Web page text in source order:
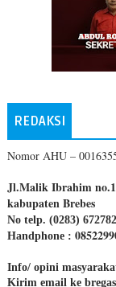
REDAKSI
Nomor AHU –
Jl.Malik Ibrahim
kabupaten Brebes
No telp. (0283) 672782
Handphone :
Info/ opini
Kirim email ke